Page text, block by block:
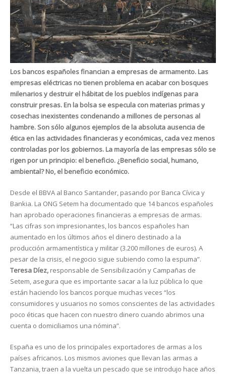
Los bancos españoles financian a empresas de armamento. Las
empresas eléctricas no tienen problema en acabar con bosques
milenarios y destruir el hábitat de los pueblos indígenas para
construir presas. En la bolsa se especula con materias primas y
cosechas inexistentes condenando a millones de personas al
hambre. Son sólo algunos ejemplos de la absoluta ausencia de
ética en las actividades financieras y económicas, cada vez menos
controladas por los gobiernos. La mayoría de las empresas sólo se
rigen por un principio: el beneficio. ¿Beneficio social, humano,
ambiental? No, el beneficio económico.
Desde el BBVA al Banco Santander, pasando por Banca Cívica y
Bankia. La ONG Setem ha documentado que 14 bancos españoles
han aprobado operaciones financieras a empresas de armas.
“Las cifras son impresionantes, los bancos españoles han
aumentado en los últimos años el dinero destinado a la
producción armamentística y militar (3.200 millones de euros). A
pesar de la crisis, el negocio sigue subiendo como la espuma”.
Teresa Díez, responsable de Sensibilización y Campañas de
Setem, asegura que es importante sacar a la luz pública lo que
están haciendo los bancos porque muchas veces “los
consumidores y usuarios no somos conscientes de las actividades
poco éticas que hacen con nuestro dinero cuando abrimos una
cuenta o domiciliamos una nómina”.
España es uno de los principales exportadores de armas a los
países africanos. Los mismos aviones que llevan las armas a
Tanzania, traen a la vuelta un pescado que se introdujo hace años